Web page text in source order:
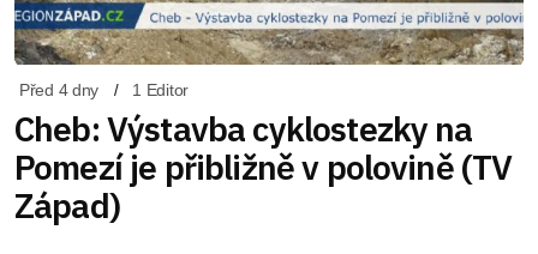
Před 4 dny 1 Editor
Cheb: Výstavba cyklostezky na
Pomezí je přibližně v polovině (TV
Západ)